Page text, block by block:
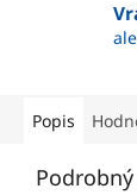
Popis